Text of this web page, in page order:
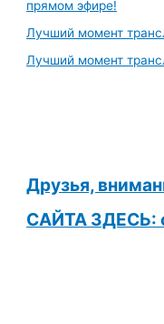
прямом эфире!
Лучший момент
Лучший момент
Друзья,
САЙТА ЗДЕСЬ: